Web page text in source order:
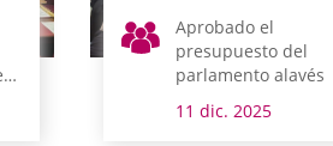
Aprobado el
presupuesto del
parlamento alavés
11 dic. 2025